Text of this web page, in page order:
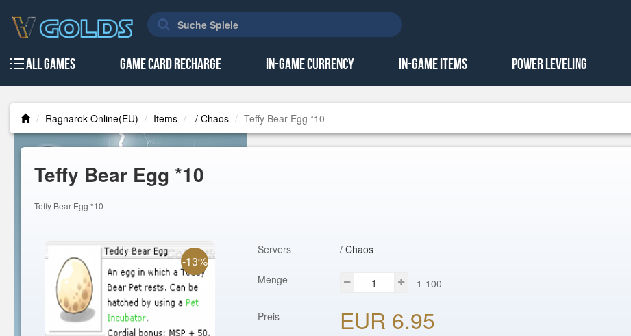
All Games Game Card Recharge In-Game Currency In-Game Items Power Leveling
Ragnarok Online(EU) Items / Chaos Teffy Bear Egg *10
Teffy Bear Egg *10
Teffy Bear Egg *10
-13%
Servers / Chaos
Menge 1-100
Preis EUR 6.95